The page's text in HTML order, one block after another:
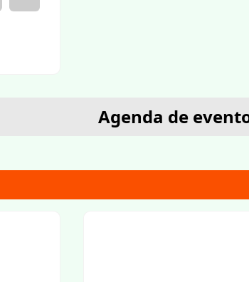
Agenda de